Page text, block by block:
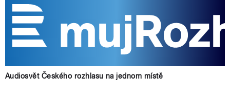
Audiosvět Českého rozhlasu na jednom místě